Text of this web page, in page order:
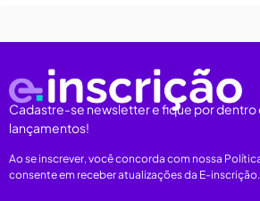
Cadastre-se newsletter e fique por dentro
lançamentos!
Ao se inscrever, você concorda com nossa
consente em receber atualizações da E-inscrição.